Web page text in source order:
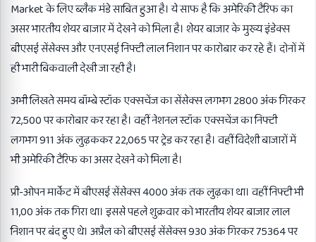
Market के लिए ब्लैक मंडे साबित हुआ है। ये साफ है कि अमेरिकी टैरिफ का
असर भारतीय शेयर बाजार में देखने को मिला है। शेयर बाजार के मुख्य इंडेक्स
बीएसई सेंसेक्स और एनएसई निफ्टी लाल निशान पर कारोबार कर रहे हैं। दोनों में
ही भारी बिकवाली देखी जा रही है।
अभी लिखते समय बॉम्बे स्टॉक एक्सचेंज का सेंसेक्स लगभग 2800 अंक गिरकर
72,500 पर कारोबार कर रहा है। वहीं नेशनल स्टॉक एक्सचेंज का निफ्टी
लगभग 911 अंक लुढ़ककर 22,065 पर ट्रेड कर रहा है। वहीं विदेशी बाजारों में
भी अमेरिकी टैरिफ का असर देखने को मिला है।
प्री-ओपन मार्केट में बीएसई सेंसेक्स 4000 अंक तक लुढ़का था। वहीं निफ्टी भी
11,00 अंक तक गिरा था। इससे पहले शुक्रवार को भारतीय शेयर बाजार लाल
निशान पर बंद हुए थे। अप्रैल को बीएसई सेंसेक्स 930 अंक गिरकर 75364 पर